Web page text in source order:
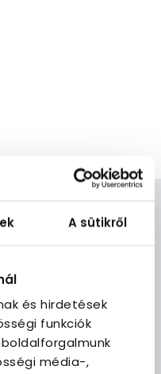
A sütikről
és hirdetések
funkciók
média-,
has ten years of